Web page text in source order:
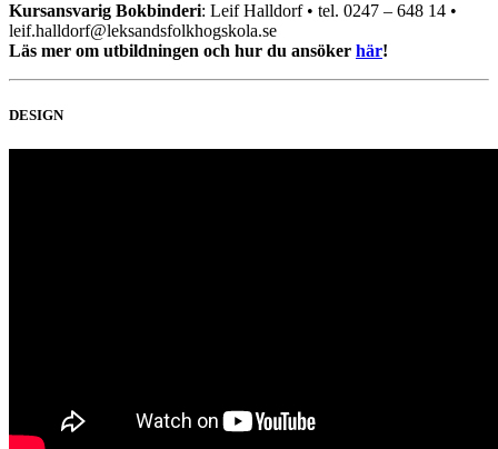
Kursansvarig Bokbinderi: Leif Halldorf • tel. 0247 – 648 14 •
leif.halldorf@leksandsfolkhogskola.se
Läs mer om utbildningen och hur du ansöker här!
DESIGN